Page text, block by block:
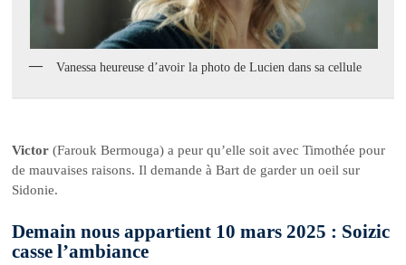
Vanessa heureuse d’avoir la photo de Lucien dans sa cellule
Victor (Farouk Bermouga) a peur qu’elle soit avec Timothée pour
de mauvaises raisons. Il demande à Bart de garder un oeil sur
Sidonie.
Demain nous appartient 10 mars 2025 : Soizic
casse l’ambiance